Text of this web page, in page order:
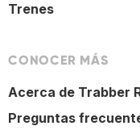
Trenes
CONOCER MÁS
Acerca de Trabber
Preguntas